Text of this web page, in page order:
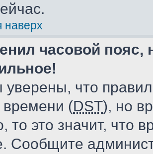
наверх
часовой пояс,
уверены, что
времени (DST), но
то это значит, что
Сообщите